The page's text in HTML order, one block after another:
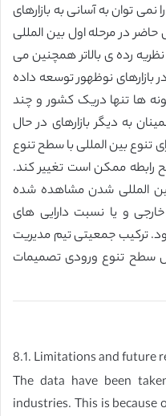
توان به آسانی به بازارهای
در مرحله اول بین المللی
رده ی بالاتر همچنین می
بازارهای نوظهور توسعه داده
ها تنها دریک کشور و چند
به دیگر بازارهای در حال
تنوع بین المللی با سطح تنوع
رابطه ممکن است تغییر کند.
المللی شدن مشاهده شده
و یا نسبت دارایی های
ترکیب جمعیتی تیم مدیریت
سطح تنوع ورودی تصمیمات
8.1. Limitations and future
The data have been
industries. This is